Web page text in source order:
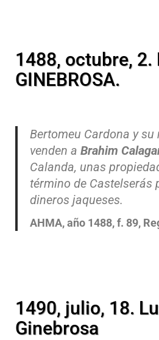
1488, octubre, 2.
GINEBROSA.
Bertomeu Cardona y su
venden a Brahim
Calanda, unas
término de Castelserás
dineros jaqueses.
AHMA, año 1488, f. 89,
1490, julio, 18.
Ginebrosa